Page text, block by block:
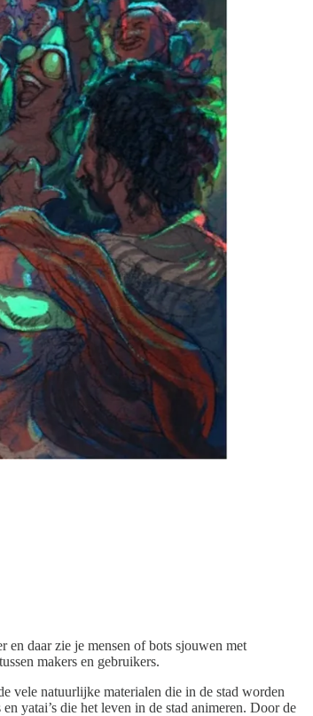
en daar zie je mensen of bots sjouwen met
makers en gebruikers.
vele natuurlijke materialen die in de stad worden
yatai’s die het leven in de stad animeren. Door de